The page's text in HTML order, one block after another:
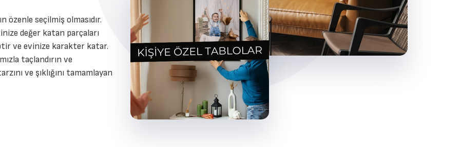
özenle seçilmiş olmasıdır.
değer katan parçaları
ve evinize karakter katar.
taçlandırın ve
ve şıklığını tamamlayan